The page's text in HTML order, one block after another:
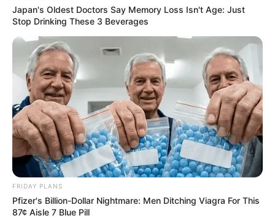
Japan's Oldest Doctors Say Memory Loss Isn't Age: Just
Stop Drinking These 3 Beverages
FRIDAY PLANS
Pfizer's Billion-Dollar Nightmare: Men Ditching Viagra For This
87¢ Aisle 7 Blue Pill